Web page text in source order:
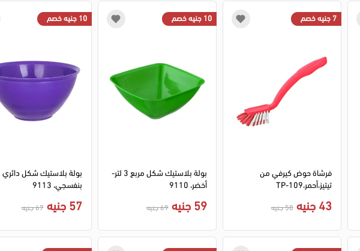
7 جنيه خصم
فرشاة حوض كيرفي من
تيتيز،أحمر،TP-109
43 جنيه 50 جنيه
10 جنيه خصم
بولة بلاستيك شكل مربع 3 لتر-
أخضر، 9110
59 جنيه 69 جنيه
10 جنيه خصم
بنفسجي، 9113
57 جنيه 67 جنيه